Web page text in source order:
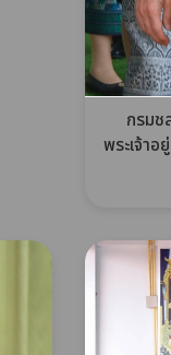
กรมช
พระเจ้าอ
เยือน ส